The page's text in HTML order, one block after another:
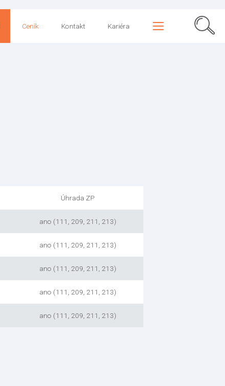
Ceník Kontakt Kariéra
Úhrada ZP
ano (111, 209, 211, 213)
ano (111, 209, 211, 213)
ano (111, 209, 211, 213)
ano (111, 209, 211, 213)
ano (111, 209, 211, 213)